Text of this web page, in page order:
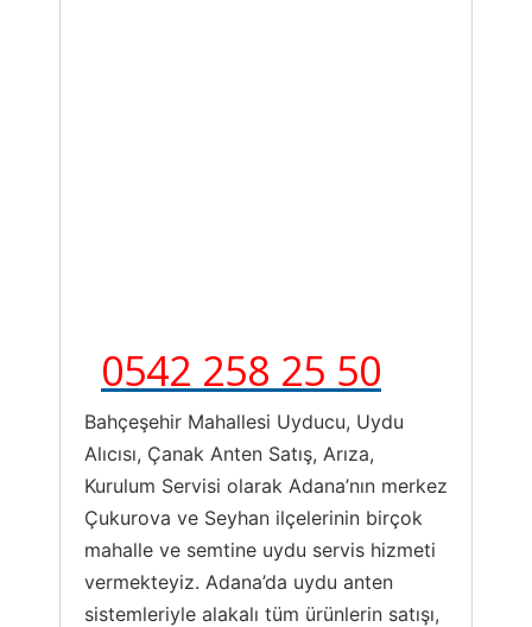
0542 258 25 50
Bahçeşehir Mahallesi Uyducu, Uydu
Alıcısı, Çanak Anten Satış, Arıza,
Kurulum Servisi olarak Adana’nın merkez
Çukurova ve Seyhan ilçelerinin birçok
mahalle ve semtine uydu servis hizmeti
vermekteyiz. Adana’da uydu anten
sistemleriyle alakalı tüm ürünlerin satışı,